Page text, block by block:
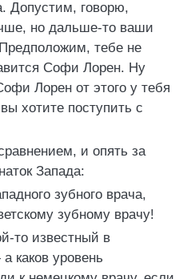
Допустим, говорю,
но дальше-то ваши
тебе не
Софи Лорен. Ну
Лорен от этого у тебя
хотите поступить с
и опять за
Запада:
зубного врача,
зубному врачу!
то известный в
каков уровень